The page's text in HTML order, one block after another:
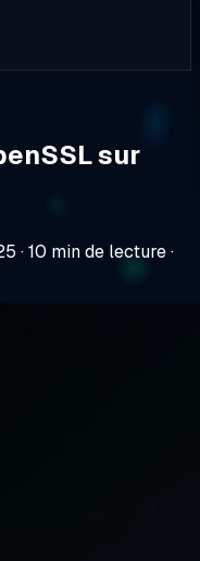
sur
·10 min de lecture·